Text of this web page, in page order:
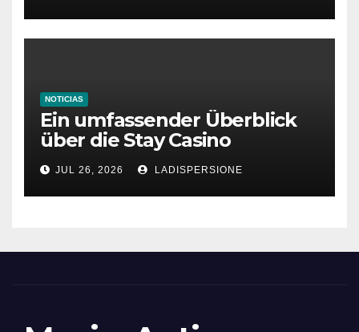
NOTICIAS
Ein umfassender Überblick
über die Stay Casino
Bonusbedingungen
JUL 26, 2026 LADISPERSIONE